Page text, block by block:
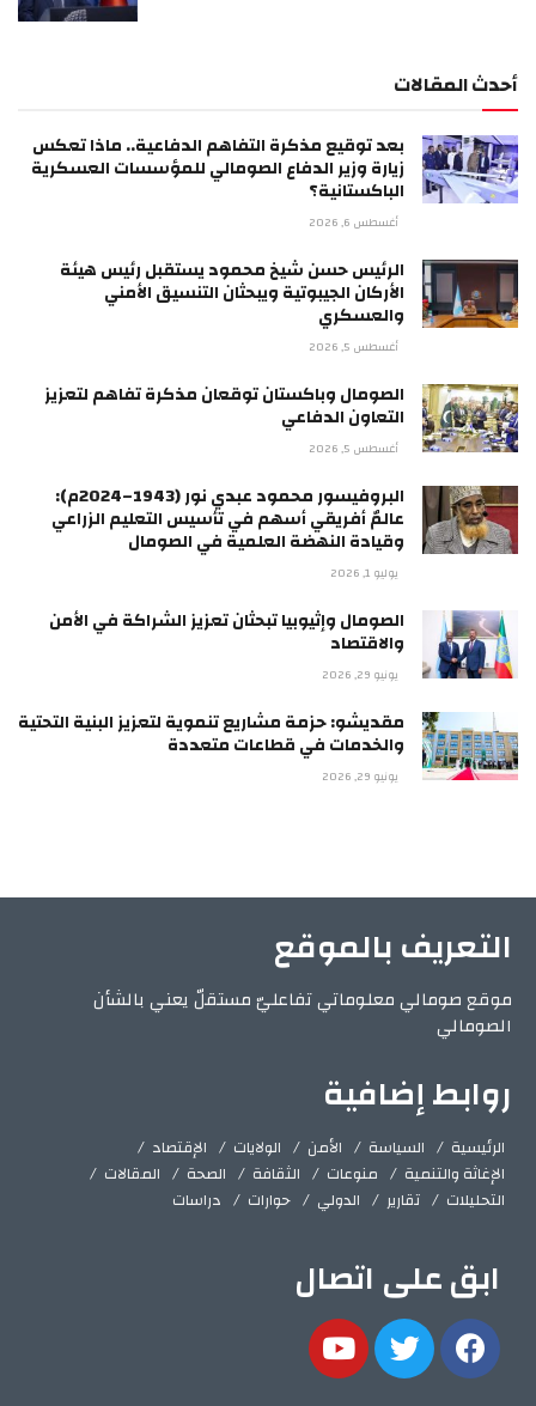
أحدث المقالات
بعد توقيع مذكرة التفاهم الدفاعية.. ماذا تعكس
زيارة وزير الدفاع الصومالي للمؤسسات العسكرية
الباكستانية؟
أغسطس 6, 2026
الرئيس حسن شيخ محمود يستقبل رئيس هيئة
الأركان الجيبوتية ويبحثان التنسيق الأمني
والعسكري
أغسطس 5, 2026
الصومال وباكستان توقعان مذكرة تفاهم لتعزيز
التعاون الدفاعي
أغسطس 5, 2026
البروفيسور محمود عبدي نور (1943–2024م):
عالمٌ أفريقي أسهم في تأسيس التعليم الزراعي
وقيادة النهضة العلمية في الصومال
يوليو 1, 2026
الصومال وإثيوبيا تبحثان تعزيز الشراكة في الأمن
والاقتصاد
يونيو 29, 2026
مقديشو: حزمة مشاريع تنموية لتعزيز البنية التحتية
والخدمات في قطاعات متعددة
يونيو 29, 2026
التعريف بالموقع
موقع صومالي معلوماتي تفاعليّ مستقلّ يعني بالشأن
الصومالي
روابط إضافية
الرئيسية السياسة الأمن الولايات
الإقتصاد
الإغاثة والتنمية
منوعات الثقافة الصحة
المقالات
التحليلات
تقارير الدولي حوارات دراسات
ابق على اتصال